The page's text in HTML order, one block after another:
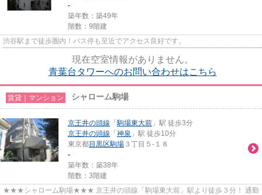
-
築年数：築49年
階数：9階建
渋谷駅まで徒歩圏内！バス停も至近でアクセス良好です。
現在空室情報がありません。
青葉台タワーへのお問い合わせはこちら
賃貸｜マンション シャローム駒場
京王井の頭線 「駒場東大前 」駅 徒歩3分
京王井の頭線 「 神泉 」駅 徒歩10分
東京都目黒区駒場 ３丁目５-１８
-
築年数：築38年
階数：3階建
★★★シャローム駒場★★★ 京王井の頭線「駒場東大前」駅より徒歩３分！ 通勤